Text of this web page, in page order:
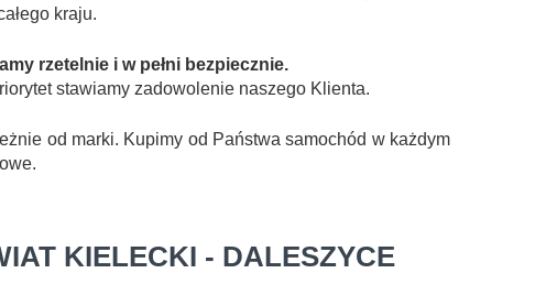
kraju.
rzetelnie i w pełni bezpiecznie.
stawiamy zadowolenie naszego Klienta.
od marki. Kupimy od Państwa samochód w każdym
KIELECKI - DALESZYCE